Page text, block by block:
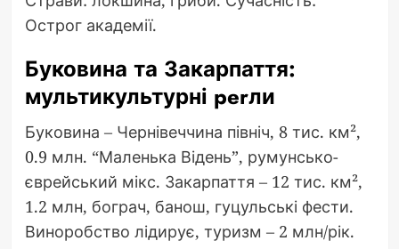
Острог академії.
Буковина та Закарпаття:
мультикультурні perли
Буковина – Чернівеччина північ, 8 тис. км²,
0.9 млн. “Маленька Відень”, румунсько-
єврейський мікс. Закарпаття – 12 тис. км²,
1.2 млн, бограч, банош, гуцульські фести.
Виноробство лідирує, туризм – 2 млн/рік.